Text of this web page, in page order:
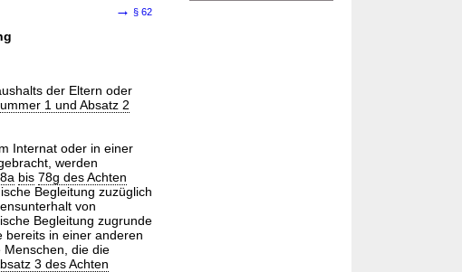
→ § 62
der Eltern oder
1 und Absatz 2
Internat oder in einer
werden
bis 78g des Achten
Begleitung zuzüglich
von
Begleitung zugrunde
bereits in einer anderen
die die
3 des Achten